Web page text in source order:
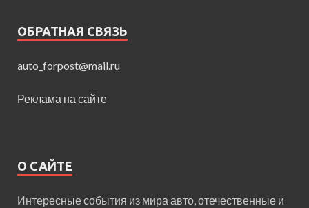
ОБРАТНАЯ СВЯЗЬ
auto_forpost@mail.ru
Реклама на сайте
О САЙТЕ
Интересные события из мира авто, отечественные и